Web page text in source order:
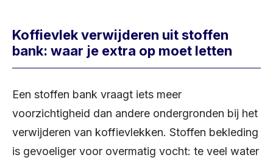
Koffievlek verwijderen uit stoffen
bank: waar je extra op moet letten
Een stoffen bank vraagt iets meer
voorzichtigheid dan andere ondergronden bij het
verwijderen van koffievlekken. Stoffen bekleding
is gevoeliger voor overmatig vocht: te veel water